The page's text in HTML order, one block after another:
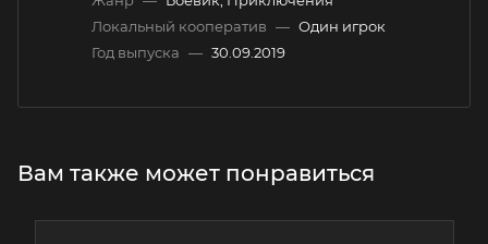
Локальный кооператив — Один игрок
Год выпуска — 30.09.2019
Вам также может понравиться